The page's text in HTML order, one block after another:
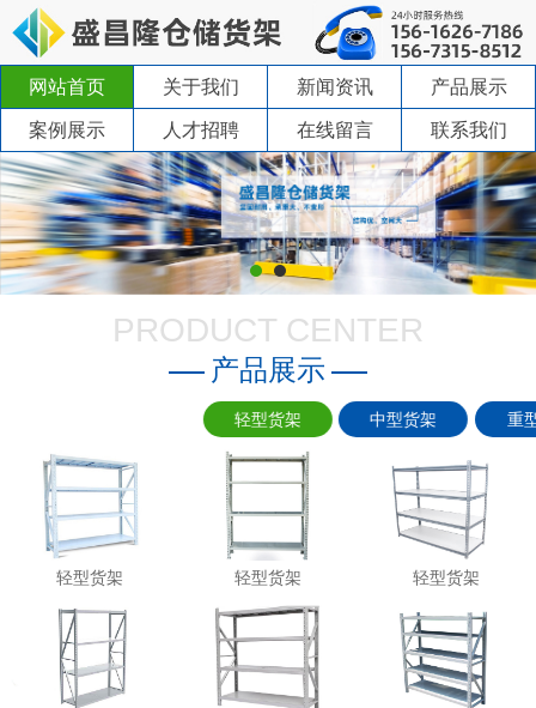
网站首页 关于我们 新闻资讯 产品展示
案例展示 人才招聘 在线留言 联系我们
PRODUCT CENTER
产品展示
轻型货架 中型货架 重
轻型货架 轻型货架 轻型货架